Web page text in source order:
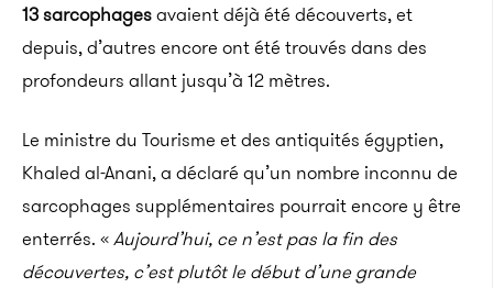
13 sarcophagesavaient déjà été découverts, et
depuis, d’autres encore ont été trouvés dans des
profondeurs allant jusqu’à 12 mètres.
Le ministre du Tourisme et des antiquités égyptien,
Khaled al-Anani, a déclaré qu’un nombre inconnu de
sarcophages supplémentaires pourrait encore y être
enterrés. «Aujourd’hui, ce n’est pas la fin des
découvertes, c’est plutôt le début d’une grande